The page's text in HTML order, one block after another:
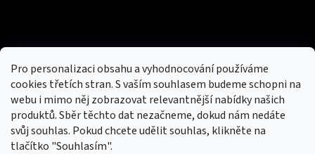
Pro personalizaci obsahu a vyhodnocování používáme
cookies třetích stran. S vaším souhlasem budeme schopni na
webu i mimo něj zobrazovat relevantnější nabídky našich
produktů. Sběr těchto dat nezačneme, dokud nám nedáte
svůj souhlas. Pokud chcete udělit souhlas, klikněte na
tlačítko "Souhlasím".